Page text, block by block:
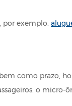
exemplo.
como prazo,
o micro-